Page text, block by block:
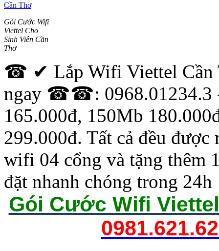
Gói Cước Wifi
Viettel Cho
Sinh Viên Cần
Thơ
☎ ✔ Lắp Wifi Viettel
ngay ☎☎: 0968.01234.3
165.000đ, 150Mb
299.000đ. Tất cả đều
wifi 04 cổng và tặng thêm
đặt nhanh chóng trong 24h
Gói Cước Wifi